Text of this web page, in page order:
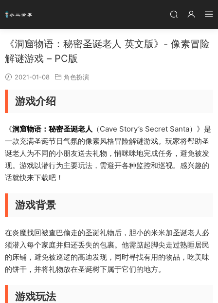
《洞窟物语：秘密圣诞老人 英文版》- 像素冒险
解谜游戏 – PC版
2021-01-08 角色扮演
游戏介绍
《洞窟物语：秘密圣诞老人 （Cave Story’s Secret Santa）》是
一款充满圣诞节日气氛的像素风格冒险解谜游戏。玩家将帮助圣
诞老人为不同的小朋友送去礼物，悄咪咪地完成任务，避免被发
现。游戏以潜行为主要玩法，需避开各种监控和巡视。感兴趣的
话就快来下载吧！
游戏背景
在炎魔找回被查巴偷走的圣诞礼物后，胆小的米米加圣诞老人必
须潜入每个家庭并归还丢失的包裹。他需踮起脚尖走过熟睡居民
的床铺，避免被巡逻的高迪发现，同时寻找有用的物品，吃美味
的饼干，并将礼物放在圣诞树下属于它们的地方。
游戏玩法